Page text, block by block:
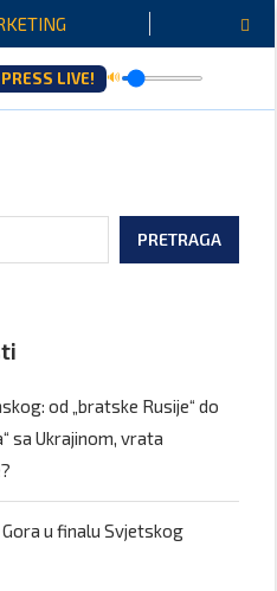
LIVE! 🔊
PRETRAGA
od „bratske Rusije“ do
sa Ukrajinom, vrata
u finalu Svjetskog